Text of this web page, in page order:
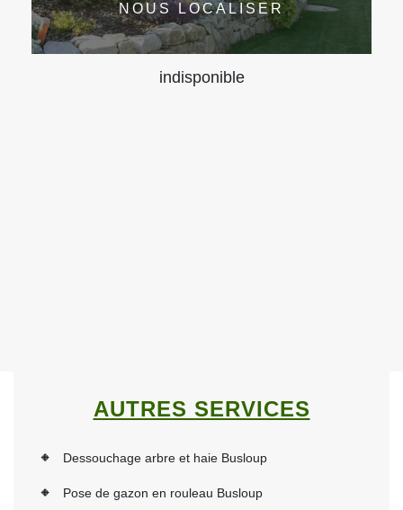
NOUS LOCALISER
indisponible
AUTRES SERVICES
Dessouchage arbre et haie Busloup
Pose de gazon en rouleau Busloup